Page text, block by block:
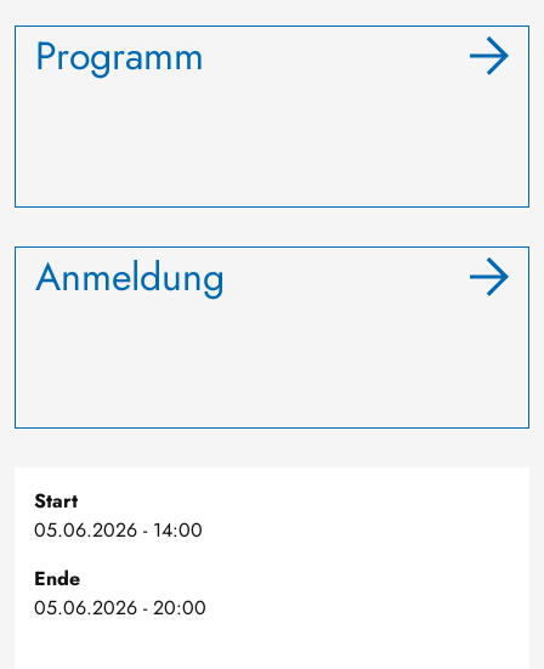
Programm
Anmeldung
Start
05.06.2026 - 14:00
Ende
05.06.2026 - 20:00